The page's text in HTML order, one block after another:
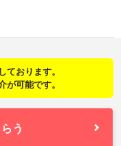
ております。
が可能です。
う